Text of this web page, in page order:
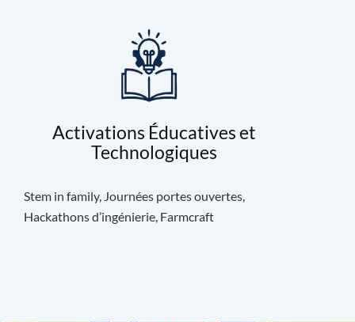
Activations Éducatives et
Technologiques
Stem in family, Journées portes ouvertes,
Hackathons d’ingénierie, Farmcraft